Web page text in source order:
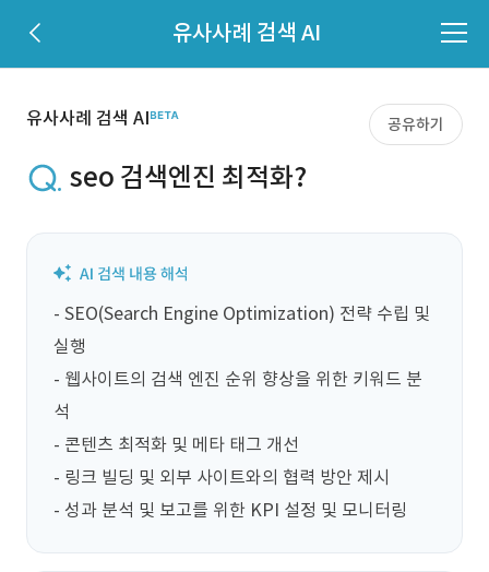
유사사례 검색 AI
유사사례 검색 AI 공유하기
seo 검색엔진 최적화?
- SEO(Search Engine Optimization) 전략 수립 및
실행
- 웹사이트의 검색 엔진 순위 향상을 위한 키워드 분
석
- 콘텐츠 최적화 및 메타 태그 개선
- 링크 빌딩 및 외부 사이트와의 협력 방안 제시
- 성과 분석 및 보고를 위한 KPI 설정 및 모니터링